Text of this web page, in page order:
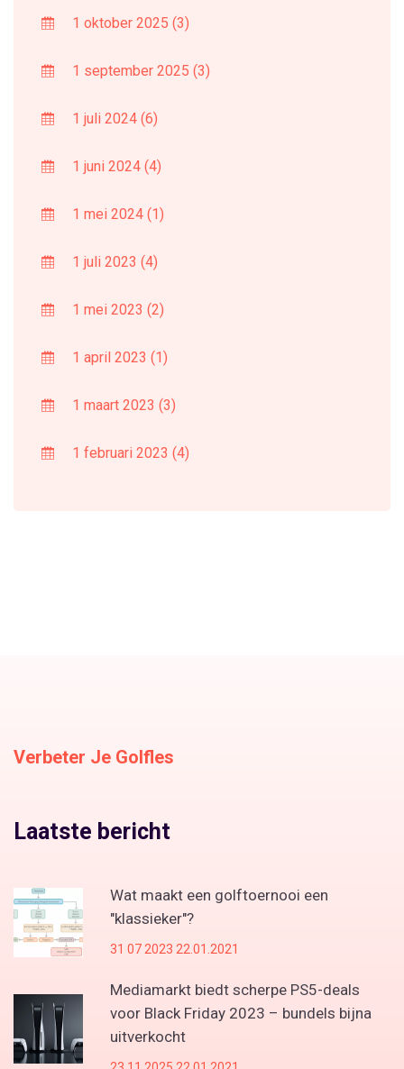
1 oktober 2025 (3)
1 september 2025 (3)
1 juli 2024 (6)
1 juni 2024 (4)
1 mei 2024 (1)
1 juli 2023 (4)
1 mei 2023 (2)
1 april 2023 (1)
1 maart 2023 (3)
1 februari 2023 (4)
Verbeter Je Golfles
Laatste bericht
Wat maakt een golftoernooi een
"klassieker"?
31 07 2023 22.01.2021
Mediamarkt biedt scherpe PS5-deals
voor Black Friday 2023 – bundels bijna
uitverkocht